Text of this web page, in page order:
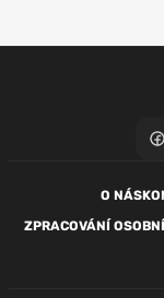
O NÁS
ZPRACOVÁNÍ